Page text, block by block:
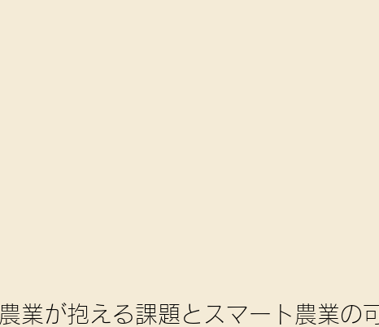
農業が抱える課題とスマート農業の